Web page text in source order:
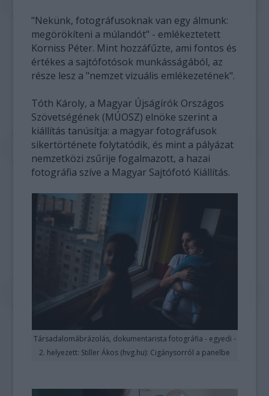
"Nekünk, fotográfusoknak van egy álmunk:
megörökíteni a múlandót" - emlékeztetett
Korniss Péter. Mint hozzáfűzte, ami fontos és
értékes a sajtófotósok munkásságából, az
része lesz a "nemzet vizuális emlékezetének".
Tóth Károly, a Magyar Újságírók Országos
Szövetségének (MÚOSZ) elnöke szerint a
kiállítás tanúsítja: a magyar fotográfusok
sikertörténete folytatódik, és mint a pályázat
nemzetközi zsűrije fogalmazott, a hazai
fotográfia szíve a Magyar Sajtófotó Kiállítás.
Társadalomábrázolás, dokumentarista fotográfia - egyedi -
2. helyezett: Stiller Ákos (hvg.hu): Cigánysorról a panelbe